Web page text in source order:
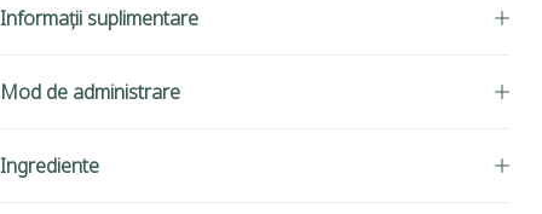
Informații suplimentare
Mod de administrare
Ingrediente